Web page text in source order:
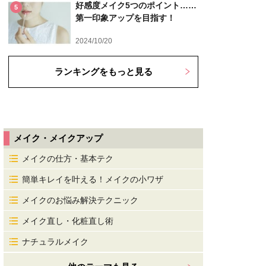
5
好感度メイク5つのポイント……
第一印象アップを目指す！
2024/10/20
ランキングをもっと見る
メイク・メイクアップ
メイクの仕方・基本テク
簡単キレイを叶える！メイクの小ワザ
メイクのお悩み解決テクニック
メイク直し・化粧直し術
ナチュラルメイク